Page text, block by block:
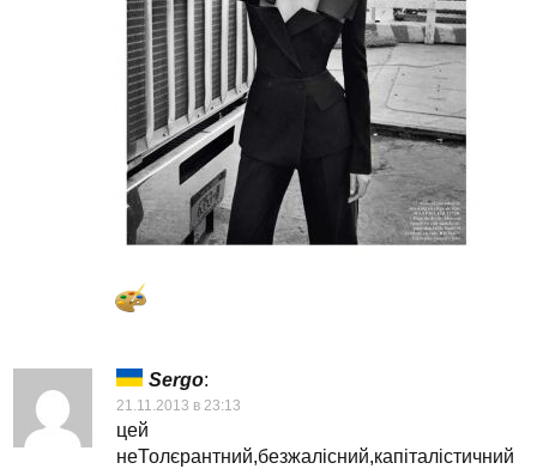
Sergo:
21.11.2013 в 23:13
цей
неТолєрантний,безжалісний,капіталістичний